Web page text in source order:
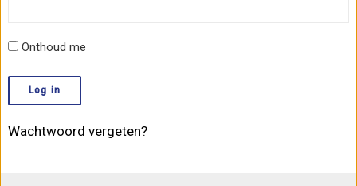
Onthoud me
Wachtwoord vergeten?